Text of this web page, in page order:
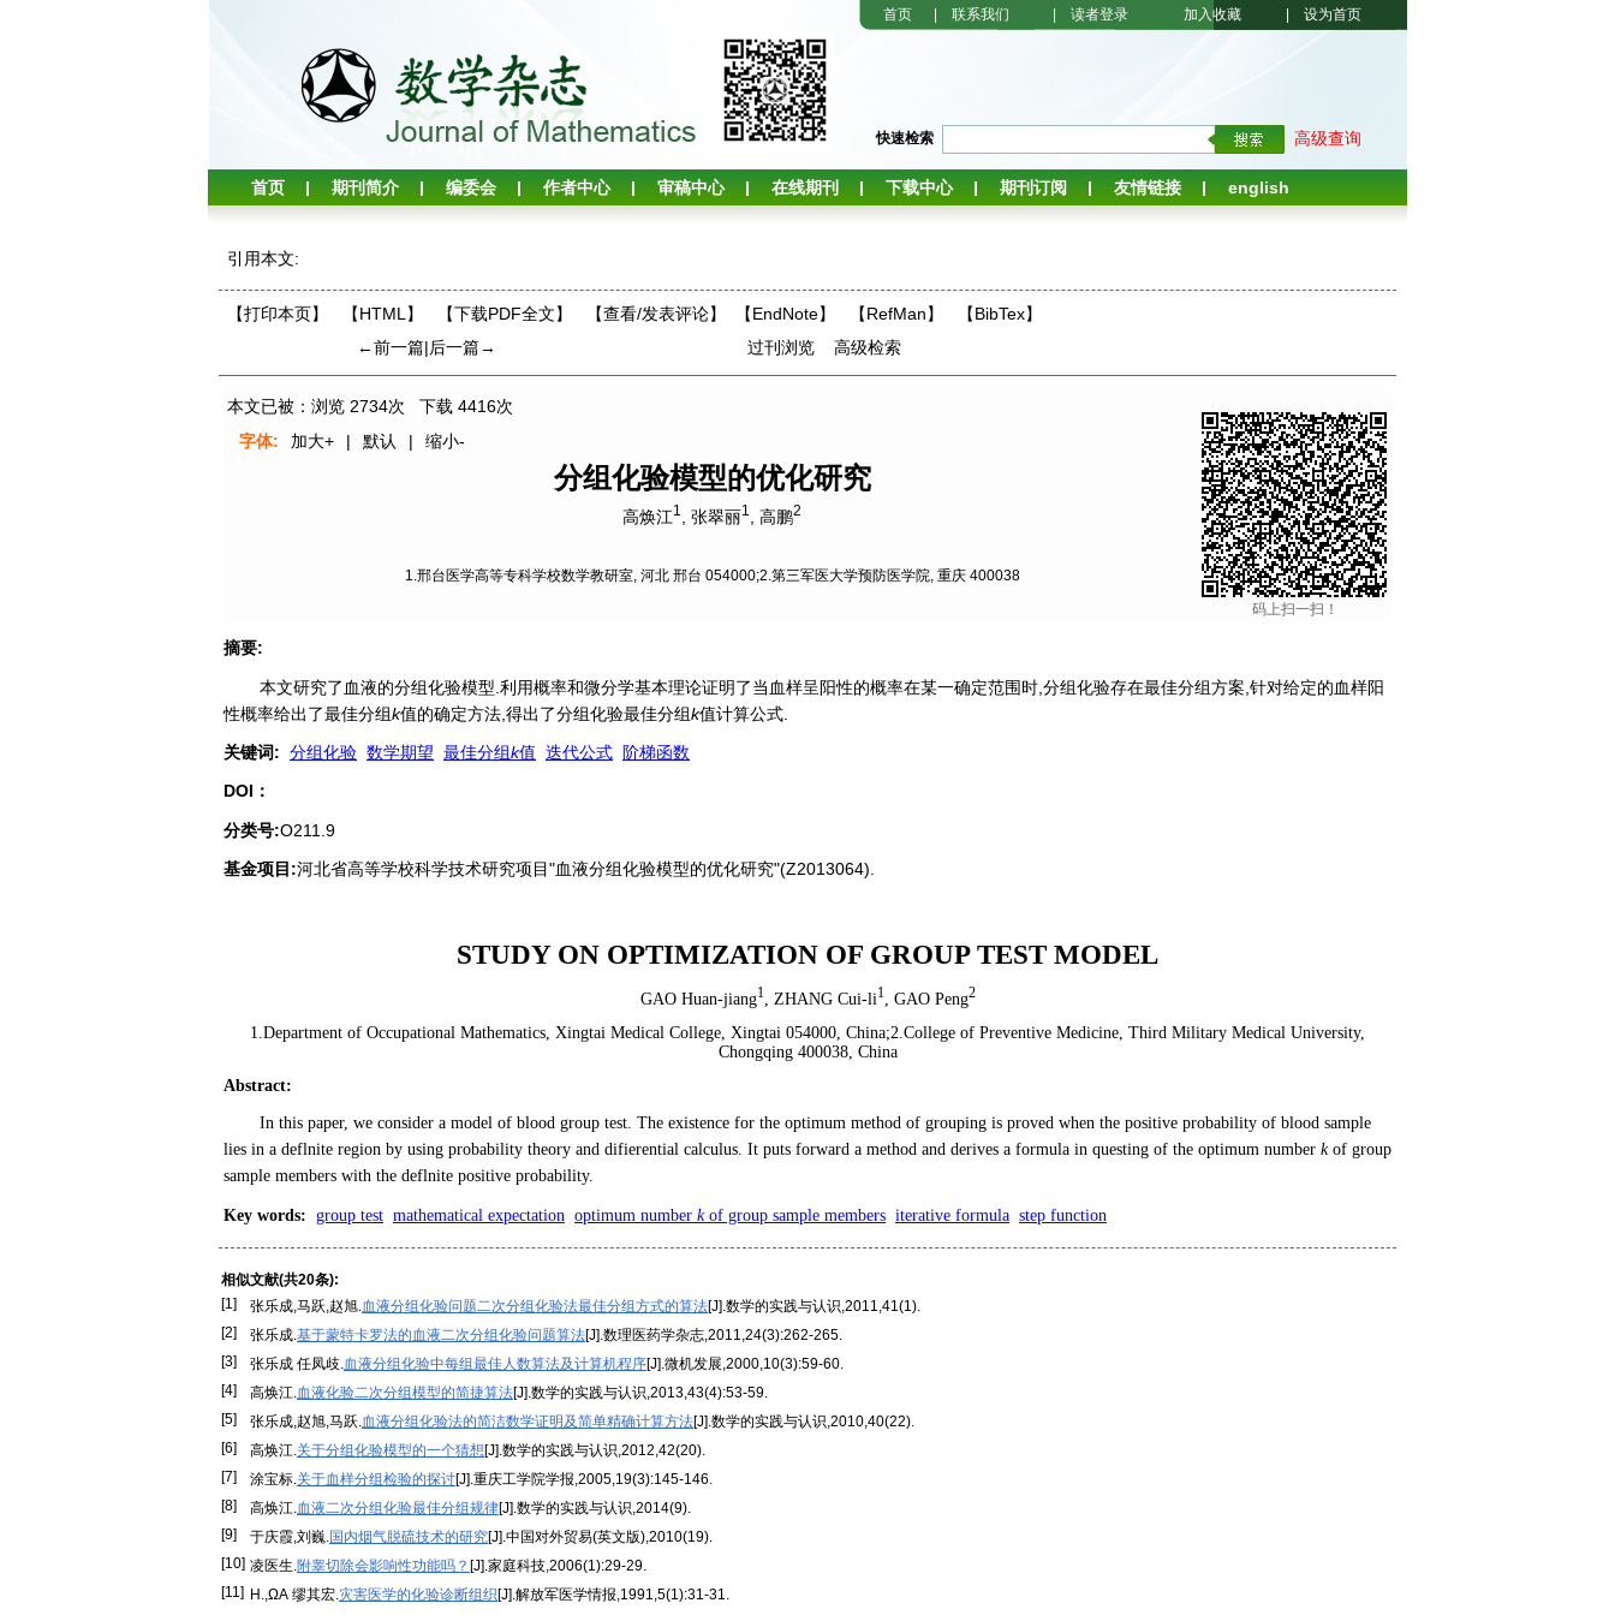
首页 联系我们 读者登录 加入收藏 设为首页
快速检索 高级查询
首页 期刊简介 编委会 作者中心 审稿中心 在线期刊 下载中心 期刊订阅 友情链接 english
引用本文:
【打印本页】 【HTML】 【下载PDF全文】 【查看/发表评论】 【EndNote】 【RefMan】
【BibTex】
←前一篇|后一篇→ 过刊浏览 高级检索
本文已被：浏览 2734次 下载 4416次
码上扫一扫！
字体: 加大+ | 默认 | 缩小-
分组化验模型的优化研究
高焕江1 张翠丽1 高鹏2
1.邢台医学高等专科学校数学教研室, 河北 邢台 054000;2.第三军医大学预防医学院, 重庆 400038
摘要:
本文研究了血液的分组化验模型.利用概率和微分学基本理论证明了当血样呈阳性的概率在某一确定范围时,分组化验存在最佳分组方案,针对给定的血样阳
性概率给出了最佳分组k值的确定方法,得出了分组化验最佳分组k值计算公式.
关键词: 分组化验 数学期望 最佳分组k值 迭代公式
阶梯函数
DOI：
分类号:O211.9
基金项目:河北省高等学校科学技术研究项目"血液分组化验模型的优化研究"(Z2013064).
STUDY ON OPTIMIZATION OF GROUP TEST MODEL
GAO Huan-jiang1, ZHANG Cui-li1, GAO Peng2
1.Department of Occupational Mathematics, Xingtai Medical College, Xingtai 054000, China;2.College of Preventive Medicine, Third Military Medical University,
Chongqing 400038, China
Abstract:
In this paper, we consider a model of blood group test. The existence for the optimum method of grouping is proved when the positive probability of blood sample
lies in a deflnite region by using probability theory and difierential calculus. It puts forward a method and derives a formula in questing of the optimum number kof group
sample members with the deflnite positive probability.
Key words: group test mathematical expectation optimum number kof group sample members iterative formula step function
相似文献(共20条):
[1]
张乐成,马跃,赵旭.血液分组化验问题二次分组化验法最佳分组方式的算法[J].数学的实践与认识,2011,41(1).
[2]
张乐成.基于蒙特卡罗法的血液二次分组化验问题算法[J].数理医药学杂志,2011,24(3):262-265.
[3]
张乐成 任凤歧.血液分组化验中每组最佳人数算法及计算机程序[J].微机发展,2000,10(3):59-60.
[4]
高焕江.血液化验二次分组模型的简捷算法[J].数学的实践与认识,2013,43(4):53-59.
[5]
张乐成,赵旭,马跃.血液分组化验法的简洁数学证明及简单精确计算方法[J].数学的实践与认识,2010,40(22).
[6]
高焕江.关于分组化验模型的一个猜想[J].数学的实践与认识,2012,42(20).
[7]
涂宝标.关于血样分组检验的探讨[J].重庆工学院学报,2005,19(3):145-146.
[8]
高焕江.血液二次分组化验最佳分组规律[J].数学的实践与认识,2014(9).
[9]
于庆霞,刘巍.国内烟气脱硫技术的研究[J].中国对外贸易(英文版),2010(19).
[10] 凌医生.附睾切除会影响性功能吗？ [J].家庭科技,2006(1):29-29.
[11] Н.,ΩА 缪其宏.灾害医学的化验诊断组织[J].解放军医学情报,1991,5(1):31-31.